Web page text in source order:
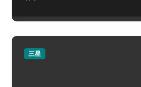
三星